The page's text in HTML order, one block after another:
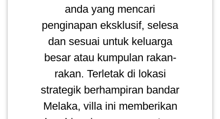
anda yang mencari
penginapan eksklusif, selesa
dan sesuai untuk keluarga
besar atau kumpulan rakan-
rakan. Terletak di lokasi
strategik berhampiran bandar
Melaka, villa ini memberikan
PELANCONGAN(1)
PERIBADI(4)
PEKERJAAN(0)